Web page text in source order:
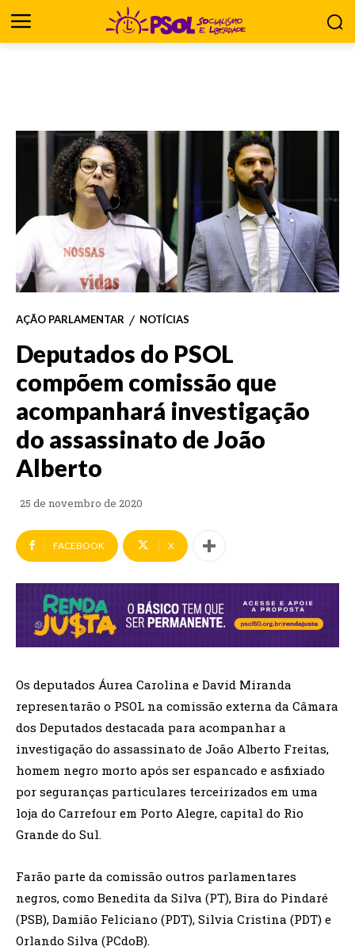
AÇÃO PARLAMENTAR NOTÍCIAS
Deputados do PSOL
compõem comissão que
acompanhará investigação
do assassinato de João
Alberto
25 de novembro de 2020
FACEBOOK X
Os deputados Áurea Carolina e David Miranda
representarão o PSOL na comissão externa da Câmara
dos Deputados destacada para acompanhar a
investigação do assassinato de João Alberto Freitas,
homem negro morto após ser espancado e asfixiado
por seguranças particulares terceirizados em uma
loja do Carrefour em Porto Alegre, capital do Rio
Grande do Sul.
Farão parte da comissão outros parlamentares
negros, como Benedita da Silva (PT), Bira do Pindaré
(PSB), Damião Feliciano (PDT), Silvia Cristina (PDT) e
Orlando Silva (PCdoB).